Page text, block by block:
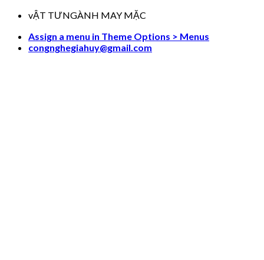
Skip
content
vẬT TƯNGÀNH MAY MẶC
Assign a menu in Theme Options > Menus
congnghegiahuy@gmail.com